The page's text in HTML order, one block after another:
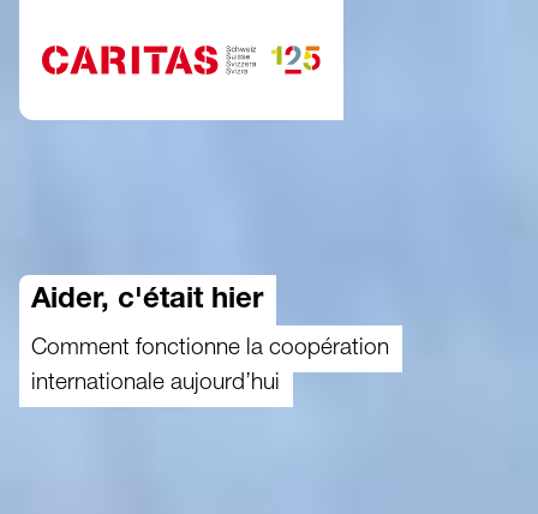
Aider, c'était hier
Comment fonctionne la coopération
internationale aujourd’hui